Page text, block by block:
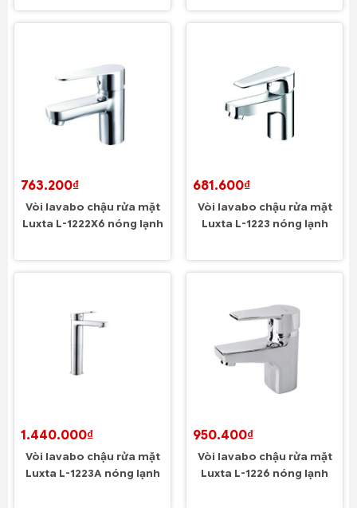
763.200₫
Vòi lavabo chậu rửa mặt
Luxta L-1222X6 nóng lạnh
681.600₫
Vòi lavabo chậu rửa mặt
Luxta L-1223 nóng lạnh
1.440.000₫
Vòi lavabo chậu rửa mặt
Luxta L-1223A nóng lạnh
950.400₫
Vòi lavabo chậu rửa mặt
Luxta L-1226 nóng lạnh